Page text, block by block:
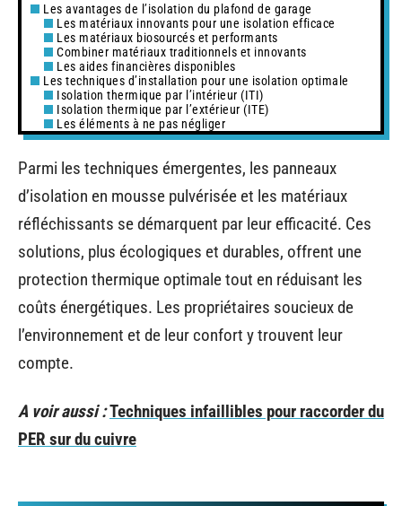
Les avantages de l’isolation du plafond de garage
Les matériaux innovants pour une isolation efficace
Les matériaux biosourcés et performants
Combiner matériaux traditionnels et innovants
Les aides financières disponibles
Les techniques d’installation pour une isolation optimale
Isolation thermique par l’intérieur (ITI)
Isolation thermique par l’extérieur (ITE)
Les éléments à ne pas négliger
Parmi les techniques émergentes, les panneaux
d’isolation en mousse pulvérisée et les matériaux
réfléchissants se démarquent par leur efficacité. Ces
solutions, plus écologiques et durables, offrent une
protection thermique optimale tout en réduisant les
coûts énergétiques. Les propriétaires soucieux de
l’environnement et de leur confort y trouvent leur
compte.
A voir aussi :Techniques infaillibles pour raccorder du
PER sur du cuivre